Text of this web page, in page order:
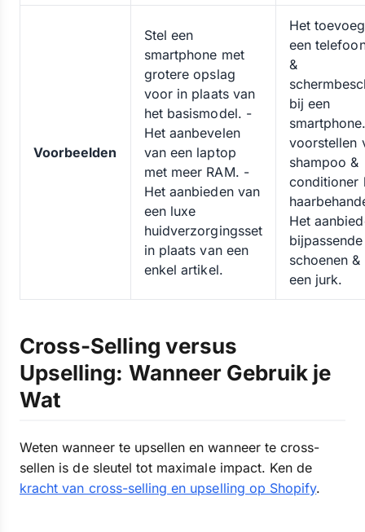
Voorbeelden
Stel een
smartphone met
grotere opslag
voor in plaats van
het basismodel. -
Het aanbevelen
van een laptop
met meer RAM. -
Het aanbieden van
een luxe
huidverzorgingsset
in plaats van een
enkel artikel.
Het
een
&
bij een
voorstellen
shampoo &
conditioner
Het
bijpassende
schoenen
een jurk.
Cross-Selling versus
Upselling: Wanneer Gebruik je
Wat
Weten wanneer te upsellen en wanneer te cross-
sellen is de sleutel tot maximale impact. Ken de
kracht van cross-selling en upselling op Shopify.